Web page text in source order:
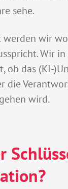
sehe.
wir
Wir
ob das (KI-
die
wird.